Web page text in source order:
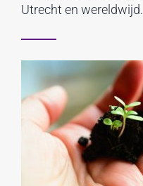
Utrecht en wereldwijd.